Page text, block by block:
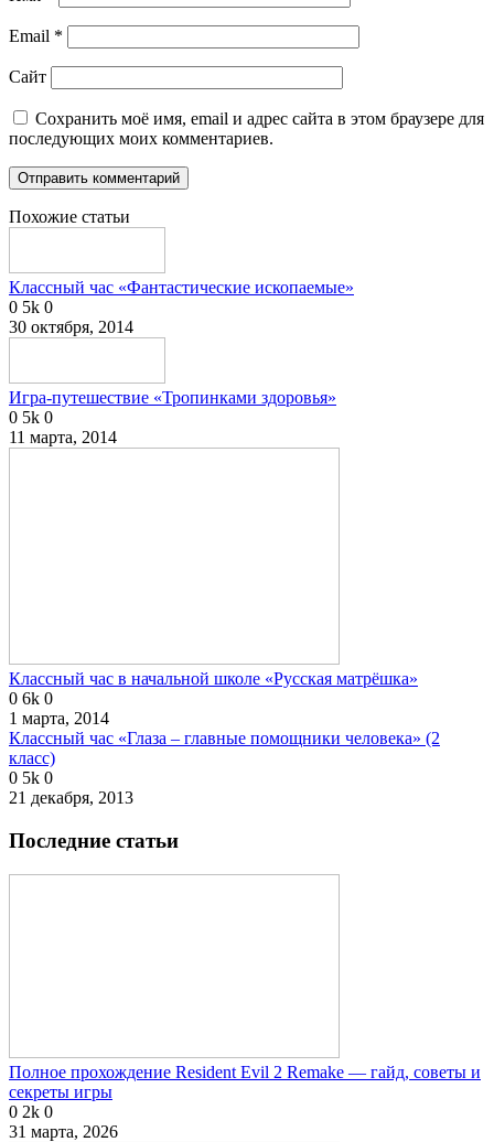
Email *
Сайт
Сохранить моё имя, email и адрес сайта в этом браузере для
последующих моих комментариев.
Похожие статьи
Классный час «Фантастические ископаемые»
0 5k 0
30 октября, 2014
Игра-путешествие «Тропинками здоровья»
0 5k 0
11 марта, 2014
Классный час в начальной школе «Русская матрёшка»
0 6k 0
1 марта, 2014
Классный час «Глаза – главные помощники человека» (2
класс)
0 5k 0
21 декабря, 2013
Последние статьи
Полное прохождение Resident Evil 2 Remake — гайд, советы и
секреты игры
0 2k 0
31 марта, 2026